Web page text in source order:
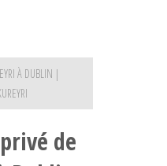
À DUBLIN |
de